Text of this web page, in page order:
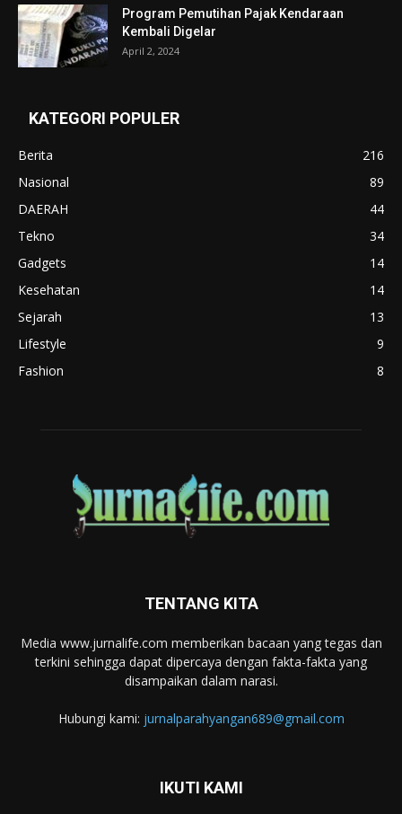
Program Pemutihan Pajak Kendaraan
Kembali Digelar
April 2, 2024
KATEGORI POPULER
Berita
216
Nasional
89
DAERAH
44
Tekno
34
Gadgets
14
Kesehatan
14
Sejarah
13
Lifestyle
9
Fashion
8
TENTANG KITA
Media www.jurnalife.com memberikan bacaan yang tegas dan
terkini sehingga dapat dipercaya dengan fakta-fakta yang
disampaikan dalam narasi.
Hubungi kami: jurnalparahyangan689@gmail.com
IKUTI KAMI